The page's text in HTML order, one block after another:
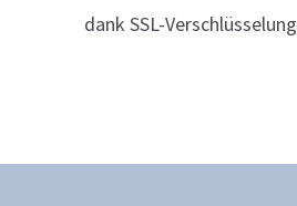
dank SSL-Verschlüsselung